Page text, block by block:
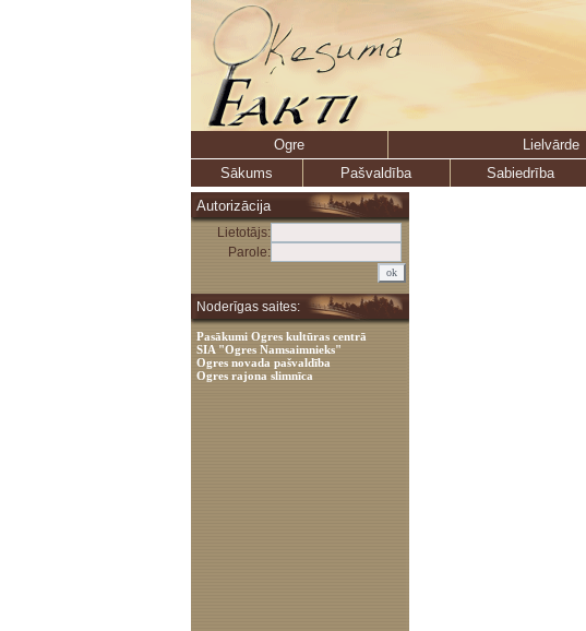
Ogre Lielvārde
Sākums
Pašvaldība Sabiedrība
Autorizācija
Lietotājs:
Parole:
Noderīgas saites:
Pasākumi Ogres kultūras centrā
SIA "Ogres Namsaimnieks"
Ogres novada pašvaldība
Ogres rajona slimnīca